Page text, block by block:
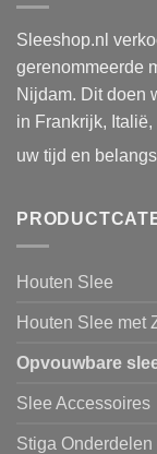
Deze
optie
worden
op
de
Sleeshop.nl
gerenommeerde
Nijdam. Dit doen
in Frankrijk,
uw tijd en
Houten Slee
Houten Slee met
Opvouwbare
Slee Accessoires
Stiga